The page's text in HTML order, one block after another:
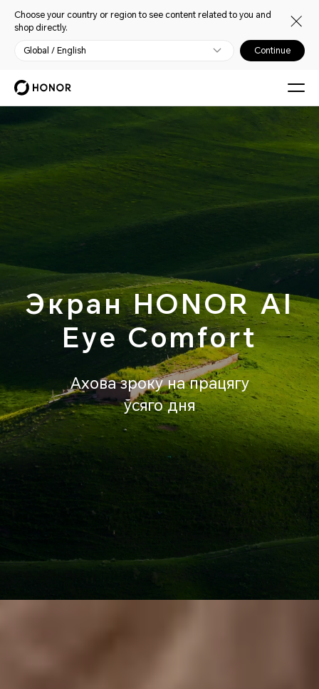
Choose your country or region to see content related to you and
shop directly.
Global / English Continue
Экран HONOR AI
Eye Comfort
Ахова зроку на працягу
ўсяго дня